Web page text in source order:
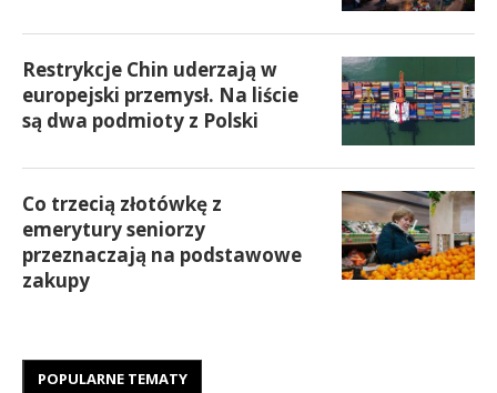
Restrykcje Chin uderzają w
europejski przemysł. Na liście
są dwa podmioty z Polski
Co trzecią złotówkę z
emerytury seniorzy
przeznaczają na podstawowe
zakupy
POPULARNE TEMATY